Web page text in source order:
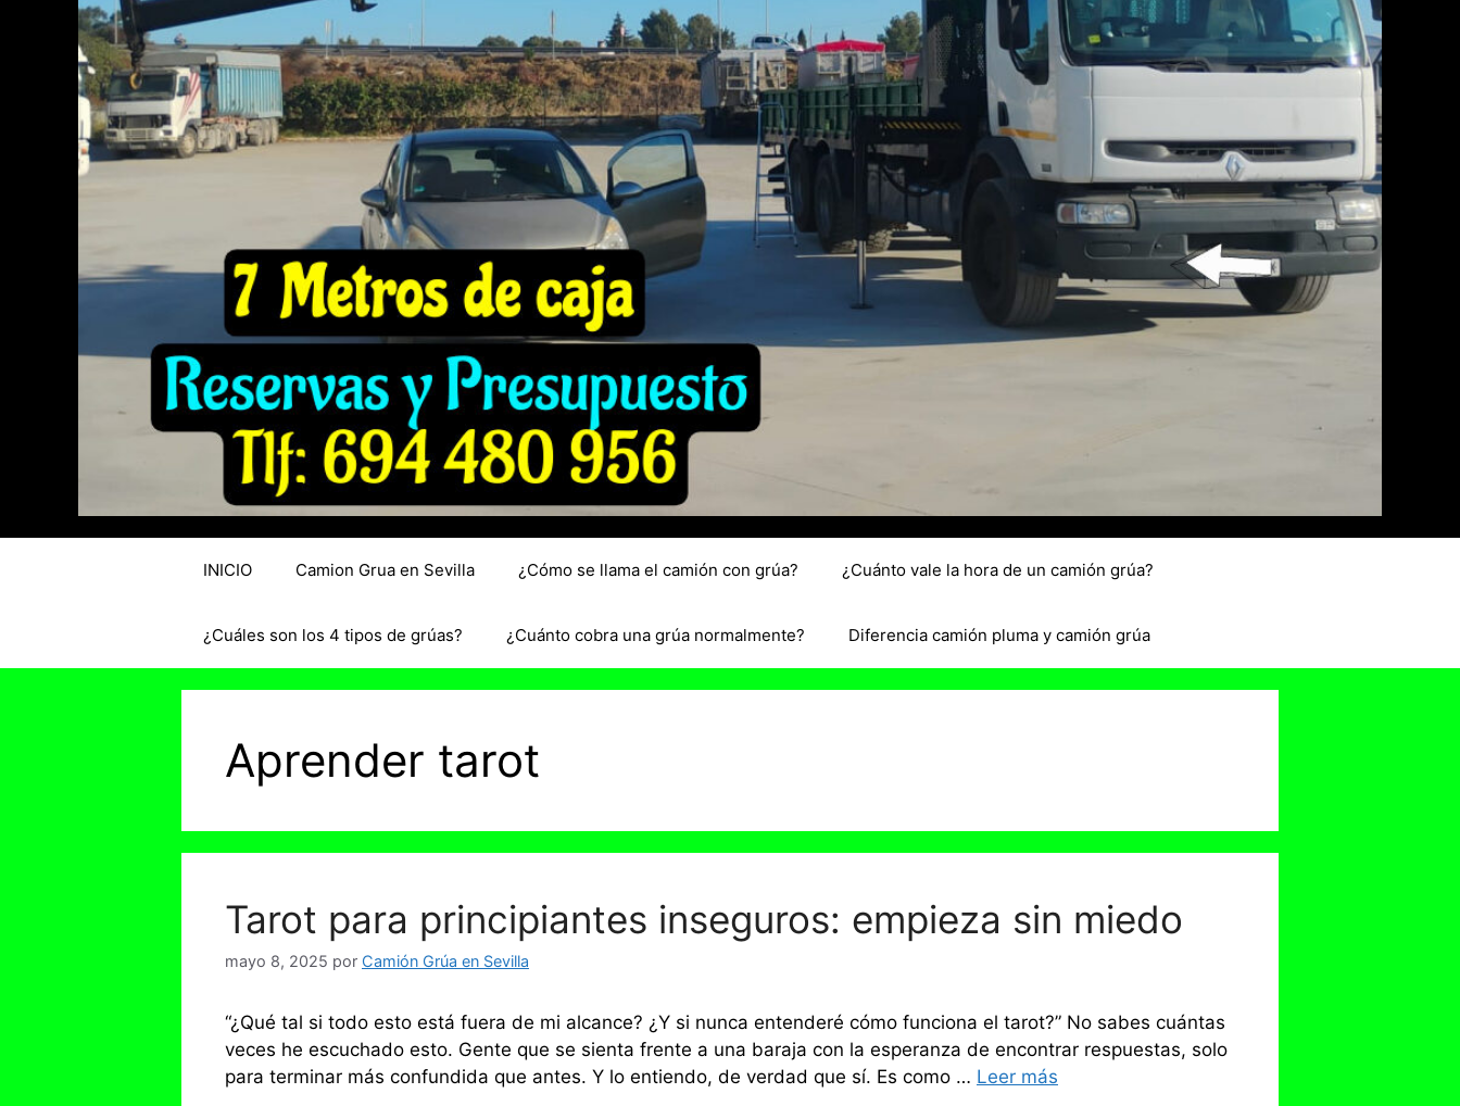
INICIO Camion Grua en Sevilla ¿Cómo se llama el camión con grúa? ¿Cuánto vale la hora de un camión grúa?
¿Cuáles son los 4 tipos de grúas? ¿Cuánto cobra una grúa normalmente? Diferencia camión pluma y camión grúa
Aprender tarot
Tarot para principiantes inseguros: empieza sin miedo
mayo 8, 2025 por Camión Grúa en Sevilla
“¿Qué tal si todo esto está fuera de mi alcance? ¿Y si nunca entenderé cómo funciona el tarot?” No sabes cuántas
veces he escuchado esto. Gente que se sienta frente a una baraja con la esperanza de encontrar respuestas, solo
para terminar más confundida que antes. Y lo entiendo, de verdad que sí. Es como … Leer más